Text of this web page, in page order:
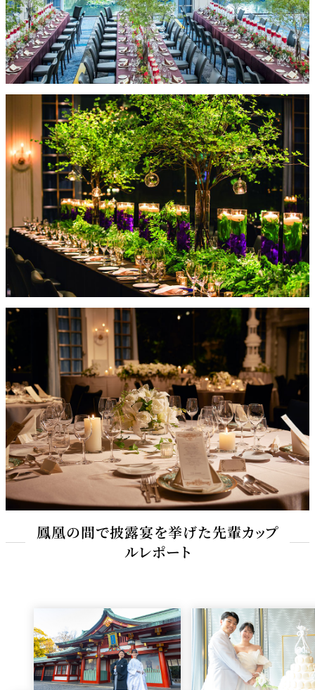
鳳凰の間で披露宴を挙げた先輩カップ
ルレポート